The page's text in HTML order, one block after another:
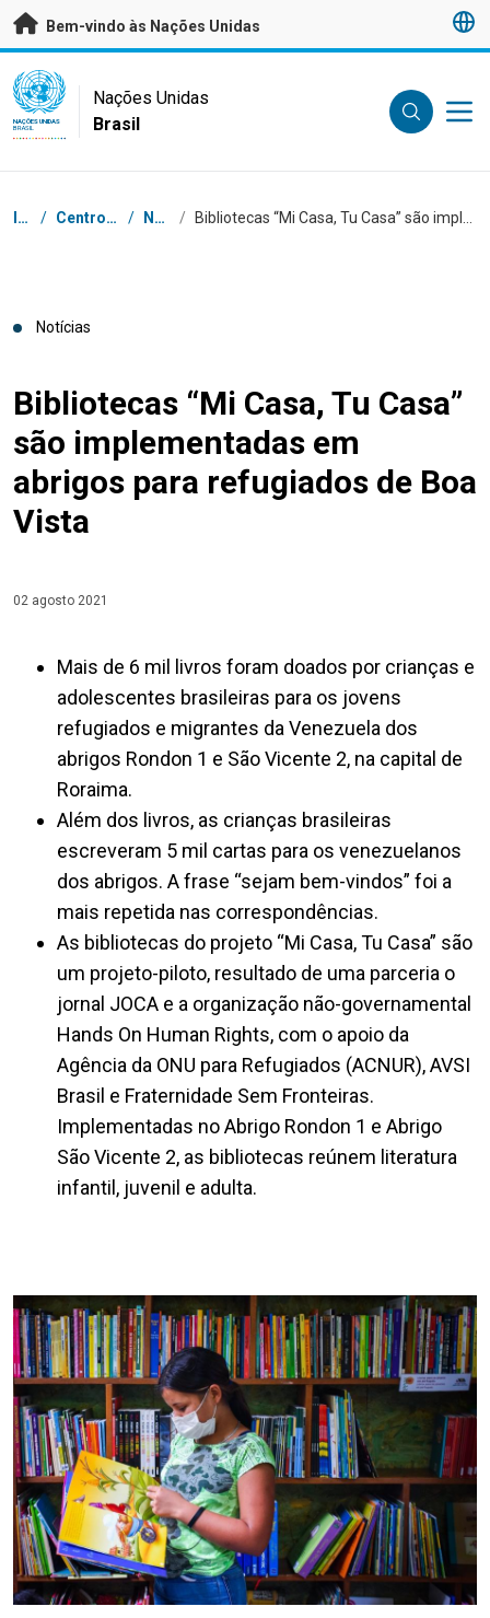
Saltar para conteúdo principal
Bem-vindo às Nações Unidas
UN Logo
NAÇÕES UNIDAS
BRASIL
Nações Unidas
Brasil
Navegação
Início / Centro de Imprensa / Notícias /
Notícias
Bibliotecas “Mi Casa, Tu Casa”
são implementadas em
abrigos para refugiados de Boa
Vista
02 agosto 2021
Mais de 6 mil livros foram doados por crianças e
adolescentes brasileiras para os jovens
refugiados e migrantes da Venezuela dos
abrigos Rondon 1 e São Vicente 2, na capital de
Roraima.
Além dos livros, as crianças brasileiras
escreveram 5 mil cartas para os venezuelanos
dos abrigos. A frase “sejam bem-vindos” foi a
mais repetida nas correspondências.
As bibliotecas do projeto “Mi Casa, Tu Casa” são
um projeto-piloto, resultado de uma parceria o
jornal JOCA e a organização não-governamental
Hands On Human Rights, com o apoio da
Agência da ONU para Refugiados (ACNUR), AVSI
Brasil e Fraternidade Sem Fronteiras.
Implementadas no Abrigo Rondon 1 e Abrigo
São Vicente 2, as bibliotecas reúnem literatura
infantil, juvenil e adulta.